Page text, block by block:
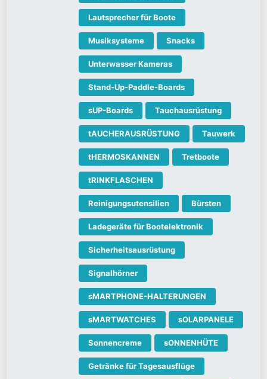
Lautsprecher für Boote
Musiksysteme Snacks
Unterwasser Kameras
Stand-Up-Paddle-Boards
sUP-Boards Tauchausrüstung
tAUCHERAUSRÜSTUNG Tauwerk
tHERMOSKANNEN Tretboote
tRINKFLASCHEN
Reinigungsutensilien Bürsten
Ladegeräte für Bootelektronik
Sicherheitsausrüstung
Signalhörner
sMARTPHONE-HALTERUNGEN
sMARTWATCHES sOLARPANELE
Sonnencreme sONNENHÜTE
Getränke für Tagesausflüge